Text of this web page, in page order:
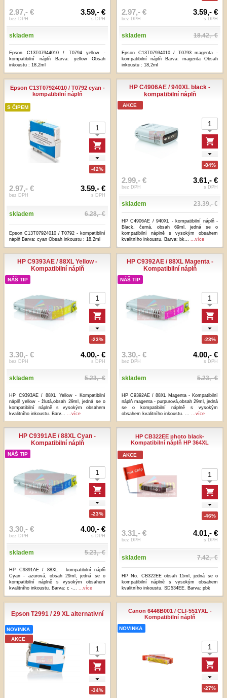
2.97,- €
bez DPH
3.59,- €
s DPH
skladem
Epson C13T07944010 / T0794 yellow -
kompatibilní náplň Barva: yellow Obsah
inkoustu : 18,2ml
2.97,- €
bez DPH
3.59,- €
s DPH
skladem 18.42,- €
Epson C13T07934010 / T0793 magenta -
kompatibilní náplň Barva: magenta Obsah
inkoustu : 18,2ml
Epson C13T07924010 / T0792 cyan -
kompatibilní náplň
S ČIPEM
-42%
2.97,- €
bez DPH
3.59,- €
s DPH
skladem 6.28,- €
Epson C13T07924010 / T0792 - kompatibilní
náplň Barva: cyan Obsah inkoustu : 18,2ml
HP C4906AE / 940XL black -
kompatibilní náplň
AKCE
-84%
2.99,- €
bez DPH
3.61,- €
s DPH
skladem 23.39,- €
HP C4906AE / 940XL - kompatibilní náplň -
Black, černá, obsah 69ml, jedná se o
kompatibilní náplně s vysokým obsahem
kvalitního inkoustu. Barva: bk...
...více
HP C9393AE / 88XL Yellow -
Kompatibilní náplň
NÁŠ TIP
-23%
3.30,- €
bez DPH
4.00,- €
s DPH
skladem 5.23,- €
HP C9393AE / 88XL Yellow - Kompatibilní
náplň yellow - žlutá,obsah 29ml, jedná se o
kompatibilní náplně s vysokým obsahem
kvalitního inkoustu. Barv...
...více
HP C9392AE / 88XL Magenta -
Kompatibilní náplň
NÁŠ TIP
-23%
3.30,- €
bez DPH
4.00,- €
s DPH
skladem 5.23,- €
HP C9392AE / 88XL Magenta - Kompatibilní
náplň magenta - purpurová,obsah 29ml, jedná
se o kompatibilní náplně s vysokým
obsahem kvalitního inkoustu. ...
...více
HP C9391AE / 88XL Cyan -
Kompatibilní náplň
NÁŠ TIP
-23%
3.30,- €
bez DPH
4.00,- €
s DPH
skladem 5.23,- €
HP C9391AE / 88XL - kompatibilní náplň
Cyan - azurová, obsah 29ml, jedná se o
kompatibilní náplně s vysokým obsahem
kvalitního inkoustu. Barva: c -...
...více
HP CB322EE photo black-
Kompatibilní náplň HP 364XL
AKCE
-46%
3.31,- €
bez DPH
4.01,- €
s DPH
skladem 7.42,- €
HP No. CB322EE obsah 15ml, jedná se o
kompatibilní náplně s vysokým obsahem
kvalitního inkoustu. SD534EE. Barva: pbk
Epson T2991 / 29 XL alternativní
NOVINKA
AKCE
-34%
Canon 6446B001 / CLI-551YXL -
Kompatibilní náplň
NOVINKA
-27%